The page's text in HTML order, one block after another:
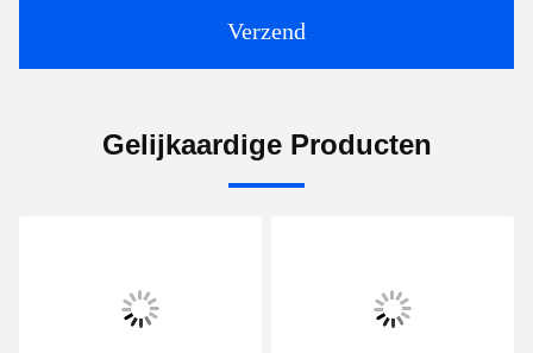
Verzend
Gelijkaardige Producten